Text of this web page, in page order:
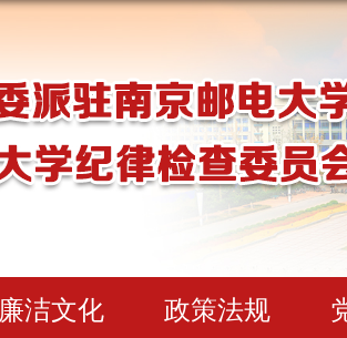
廉洁文化 政策法规